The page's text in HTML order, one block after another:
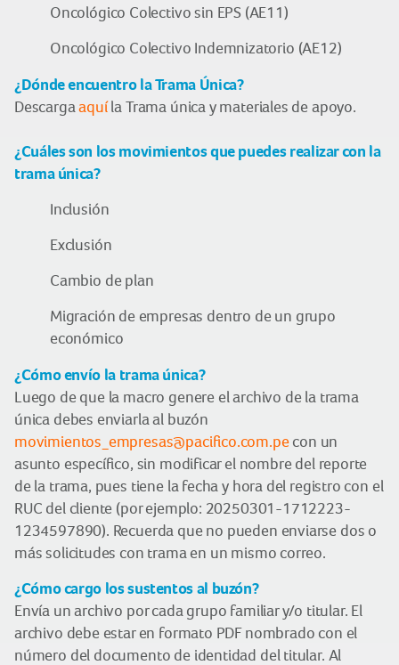
Oncológico Colectivo sin EPS (AE11)
Oncológico Colectivo Indemnizatorio (AE12)
¿Dónde encuentro la Trama Única?
Descargaaquíla Trama única y materiales de apoyo.
¿Cuáles son los movimientos que puedes realizar con la
trama única?
Inclusión
Exclusión
Cambio de plan
Migración de empresas dentro de un grupo
económico
¿Cómo envío la trama única?
Luego de que la macro genere el archivo de la trama
única debes enviarla al buzón
movimientos_empresas@pacifico.com.pecon un
asunto específico, sin modificar el nombre del reporte
de la trama, pues tiene la fecha y hora del registro con el
RUC del cliente (por ejemplo: 20250301-1712223-
1234597890). Recuerda que no pueden enviarse dos o
más solicitudes con trama en un mismo correo.
¿Cómo cargo los sustentos al buzón?
Envía un archivo por cada grupo familiar y/o titular. El
archivo debe estar en formato PDF nombrado con el
número del documento de identidad del titular. Al